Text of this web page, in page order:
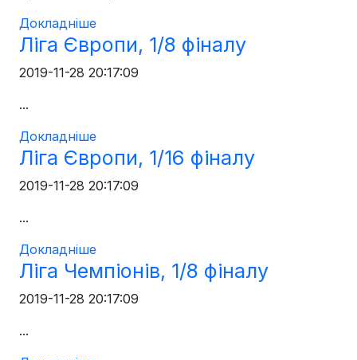
Докладніше
Ліга Європи, 1/8 фіналу
2019-11-28 20:17:09
...
Докладніше
Ліга Європи, 1/16 фіналу
2019-11-28 20:17:09
...
Докладніше
Ліга Чемпіонів, 1/8 фіналу
2019-11-28 20:17:09
...